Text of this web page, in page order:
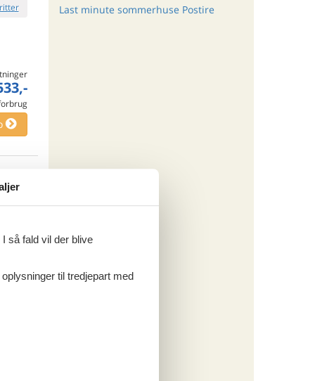
Last minute sommerhuse Postire
så fald vil der blive
til tredjepart med